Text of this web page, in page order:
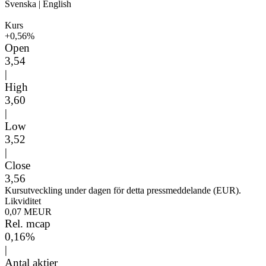
Svenska | English
Kurs
+0,56%
Open
3,54
|
High
3,60
|
Low
3,52
|
Close
3,56
Kursutveckling under dagen för detta pressmeddelande (EUR).
Likviditet
0,07 MEUR
Rel. mcap
0,16%
|
Antal aktier